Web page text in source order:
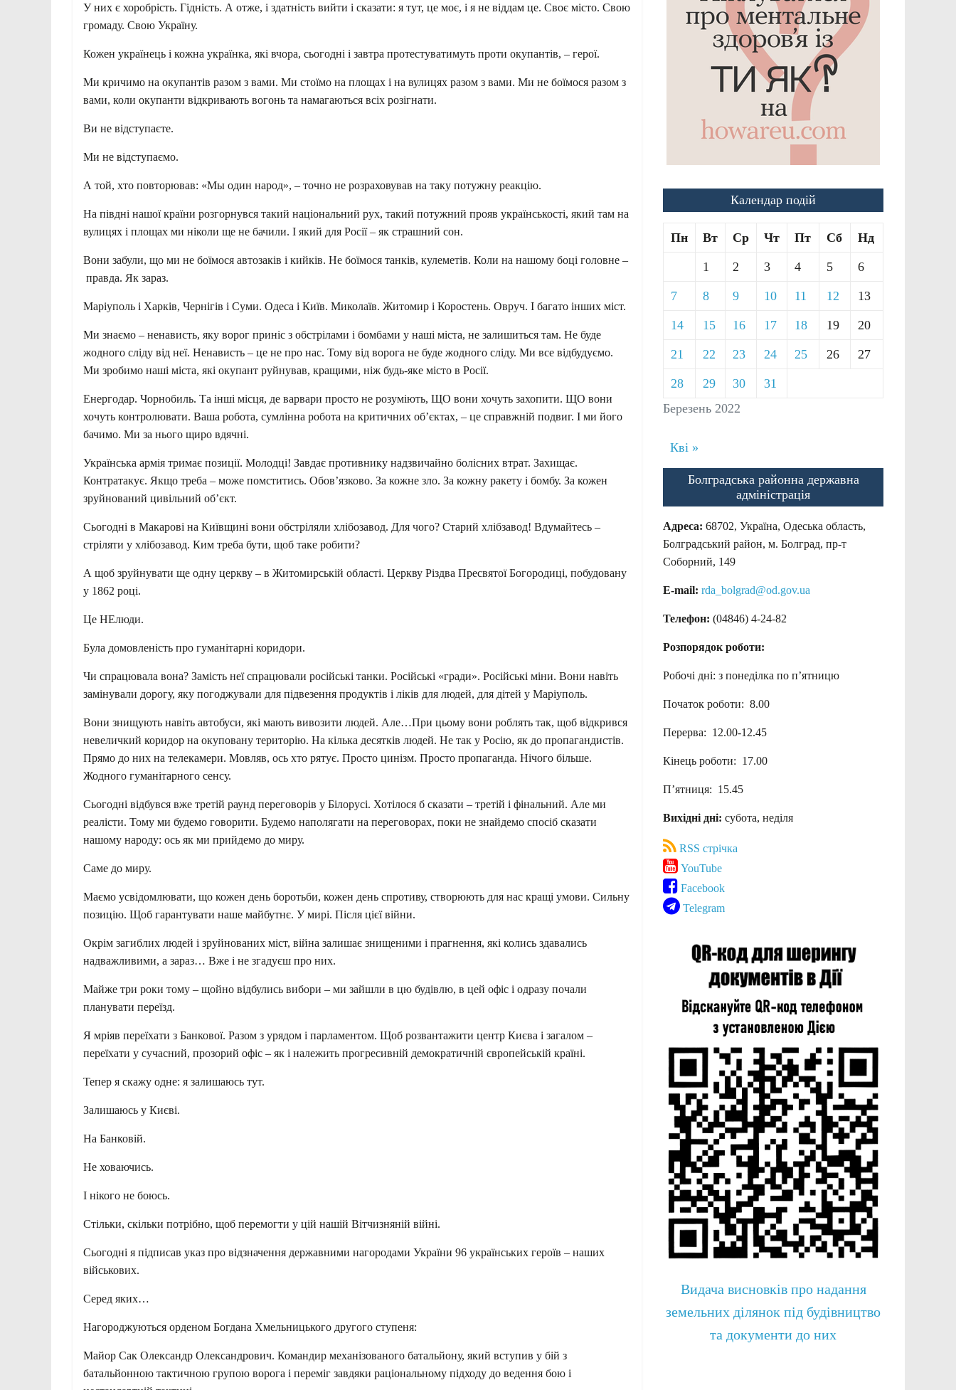
У них є хоробрість. Гідність. А отже, і здатність вийти і сказати: я тут, це моє, і я не віддам це. Своє місто. Свою
громаду. Свою Україну.
Кожен українець і кожна українка, які вчора, сьогодні і завтра протестуватимуть проти окупантів, – герої.
Ми кричимо на окупантів разом з вами. Ми стоїмо на площах і на вулицях разом з вами. Ми не боїмося разом з
вами, коли окупанти відкривають вогонь та намагаються всіх розігнати.
Ви не відступаєте.
Ми не відступаємо.
А той, хто повторював: «Мы один народ», – точно не розраховував на таку потужну реакцію.
На півдні нашої країни розгорнувся такий національний рух, такий потужний прояв українськості, який там на
вулицях і площах ми ніколи ще не бачили. І який для Росії – як страшний сон.
Вони забули, що ми не боїмося автозаків і кийків. Не боїмося танків, кулеметів. Коли на нашому боці головне –
правда. Як зараз.
Маріуполь і Харків, Чернігів і Суми. Одеса і Київ. Миколаїв. Житомир і Коростень. Овруч. І багато інших міст.
Ми знаємо – ненависть, яку ворог приніс з обстрілами і бомбами у наші міста, не залишиться там. Не буде
жодного сліду від неї. Ненависть – це не про нас. Тому від ворога не буде жодного сліду. Ми все відбудуємо.
Ми зробимо наші міста, які окупант руйнував, кращими, ніж будь-яке місто в Росії.
Енергодар. Чорнобиль. Та інші місця, де варвари просто не розуміють, ЩО вони хочуть захопити. ЩО вони
хочуть контролювати. Ваша робота, сумлінна робота на критичних об’єктах, – це справжній подвиг. І ми його
бачимо. Ми за нього щиро вдячні.
Українська армія тримає позиції. Молодці! Завдає противнику надзвичайно болісних втрат. Захищає.
Контратакує. Якщо треба – може помститись. Обов’язково. За кожне зло. За кожну ракету і бомбу. За кожен
зруйнований цивільний об’єкт.
Сьогодні в Макарові на Київщині вони обстріляли хлібозавод. Для чого? Старий хлібзавод! Вдумайтесь –
стріляти у хлібозавод. Ким треба бути, щоб таке робити?
А щоб зруйнувати ще одну церкву – в Житомирській області. Церкву Різдва Пресвятої Богородиці, побудовану
у 1862 році.
Це НЕлюди.
Була домовленість про гуманітарні коридори.
Чи спрацювала вона? Замість неї спрацювали російські танки. Російські «гради». Російські міни. Вони навіть
замінували дорогу, яку погоджували для підвезення продуктів і ліків для людей, для дітей у Маріуполь.
Вони знищують навіть автобуси, які мають вивозити людей. Але…При цьому вони роблять так, щоб відкрився
невеличкий коридор на окуповану територію. На кілька десятків людей. Не так у Росію, як до пропагандистів.
Прямо до них на телекамери. Мовляв, ось хто рятує. Просто цинізм. Просто пропаганда. Нічого більше.
Жодного гуманітарного сенсу.
Сьогодні відбувся вже третій раунд переговорів у Білорусі. Хотілося б сказати – третій і фінальний. Але ми
реалісти. Тому ми будемо говорити. Будемо наполягати на переговорах, поки не знайдемо спосіб сказати
нашому народу: ось як ми прийдемо до миру.
Саме до миру.
Маємо усвідомлювати, що кожен день боротьби, кожен день спротиву, створюють для нас кращі умови. Сильну
позицію. Щоб гарантувати наше майбутнє. У мирі. Після цієї війни.
Окрім загиблих людей і зруйнованих міст, війна залишає знищеними і прагнення, які колись здавались
надважливими, а зараз… Вже і не згадуєш про них.
Майже три роки тому – щойно відбулись вибори – ми зайшли в цю будівлю, в цей офіс і одразу почали
планувати переїзд.
Я мріяв переїхати з Банкової. Разом з урядом і парламентом. Щоб розвантажити центр Києва і загалом –
переїхати у сучасний, прозорий офіс – як і належить прогресивній демократичній європейській країні.
Тепер я скажу одне: я залишаюсь тут.
Залишаюсь у Києві.
На Банковій.
Не ховаючись.
І нікого не боюсь.
Стільки, скільки потрібно, щоб перемогти у цій нашій Вітчизняній війні.
Сьогодні я підписав указ про відзначення державними нагородами України 96 українських героїв – наших
військових.
Серед яких…
Нагороджуються орденом Богдана Хмельницького другого ступеня:
Майор Сак Олександр Олександрович. Командир механізованого батальйону, який вступив у бій з
батальйонною тактичною групою ворога і переміг завдяки раціональному підходу до ведення бою і
Календар подій
Березень 2022
Пн Вт Ср Чт Пт Сб Нд
1 2 3 4 5 6
7 8 9 10 11 12 13
14 15 16 17 18 19 20
21 22 23 24 25 26 27
28 29 30 31
Кві »
Болградська районна державна
адміністрація
Адреса: 68702, Україна, Одеська область,
Болградський район, м. Болград, пр-т
Соборний, 149
E-mail: rda_bolgrad@od.gov.ua
Телефон: (04846) 4-24-82
Розпорядок роботи:
Робочі дні: з понеділка по п’ятницю
Початок роботи: 8.00
Перерва: 12.00-12.45
Кінець роботи: 17.00
П’ятниця: 15.45
Вихідні дні: субота, неділя
RSS стрічка
YouTube
Facebook
Telegram
Видача висновків про надання
земельних ділянок під будівництво
та документи до них